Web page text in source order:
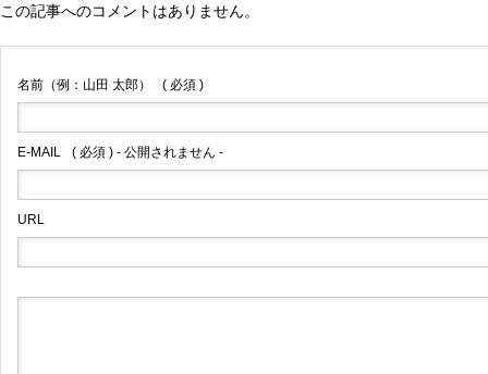
この記事へのコメントはありません。
名前（例：山田 太郎） ( 必須 )
E-MAIL ( 必須 ) - 公開されません -
URL